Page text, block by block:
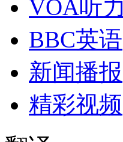
VOA听力
BBC英语
新闻播报
精彩视频